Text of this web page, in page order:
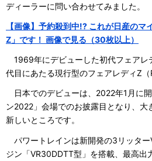
ディーラーに問い合わせてみました。
【画像】予約殺到中!? これが日産のマ
Z」です！ 画像で見る（30枚以上）
1969年にデビューした初代フェアレ
代目にあたる現行型のフェアレディZ（
日本でのデビューは、2022年1月に
ン2022」会場でのお披露目となり、大
新しいところです。
パワートレインは新開発の3リッタ
ジン「VR30DDTT型」を搭載、最高